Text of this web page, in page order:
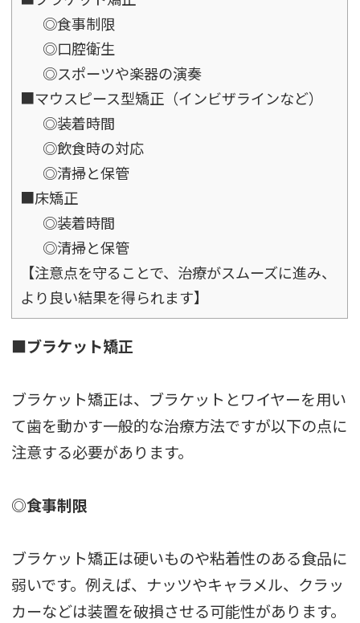
◎食事制限
◎口腔衛生
◎スポーツや楽器の演奏
■マウスピース型矯正（インビザラインなど）
◎装着時間
◎飲食時の対応
◎清掃と保管
■床矯正
◎装着時間
◎清掃と保管
【注意点を守ることで、治療がスムーズに進み、
より良い結果を得られます】
■ブラケット矯正
ブラケット矯正は、ブラケットとワイヤーを用い
て歯を動かす一般的な治療方法ですが以下の点に
注意する必要があります。
◎食事制限
ブラケット矯正は硬いものや粘着性のある食品に
弱いです。例えば、ナッツやキャラメル、クラッ
カーなどは装置を破損させる可能性があります。